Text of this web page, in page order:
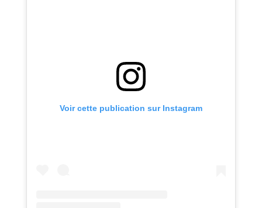
Voir cette publication sur Instagram